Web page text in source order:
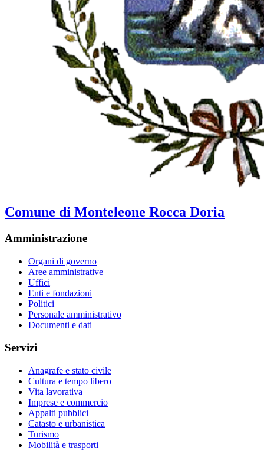
Comune di Monteleone Rocca Doria
Amministrazione
Organi di governo
Aree amministrative
Uffici
Enti e fondazioni
Politici
Personale amministrativo
Documenti e dati
Servizi
Anagrafe e stato civile
Cultura e tempo libero
Vita lavorativa
Imprese e commercio
Appalti pubblici
Catasto e urbanistica
Turismo
Mobilità e trasporti